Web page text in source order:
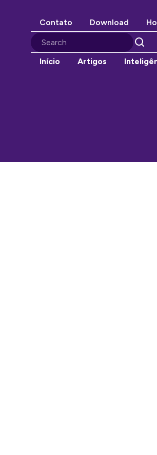
Contato Download
Início
Artigos